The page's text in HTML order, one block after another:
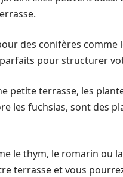
des conifères
pour structurer
petite terrasse, les
les fuchsias, sont des
le thym, le romarin ou
terrasse et vous